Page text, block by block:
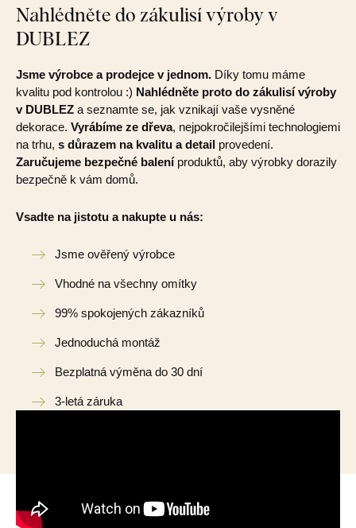
Nahlédněte do zákulisí výroby v
DUBLEZ
Jsme výrobce a prodejce v jednom. Díky tomu máme
kvalitu pod kontrolou :) Nahlédněte proto do zákulisí výroby
v DUBLEZ a seznamte se, jak vznikají vaše vysněné
dekorace. Vyrábíme ze dřeva, nejpokročilejšími technologiemi
na trhu, s důrazem na kvalitu a detail provedení.
Zaručujeme bezpečné baleníproduktů, aby výrobky dorazily
bezpečně k vám domů.
Vsadte na jistotu a nakupte u nás:
Jsme ověřený výrobce
Vhodné na všechny omítky
99% spokojených zákazníků
Jednoduchá montáž
Bezplatná výměna do 30 dní
3-letá záruka